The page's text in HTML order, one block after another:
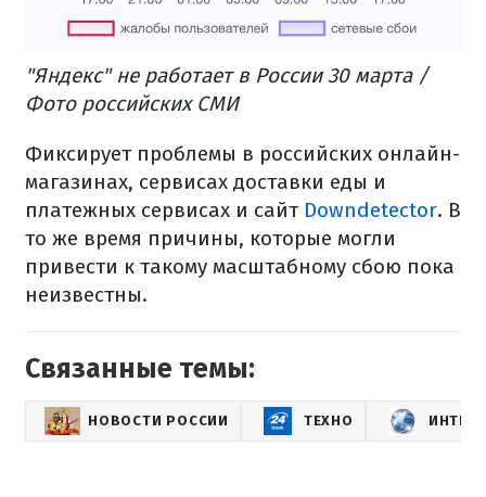
"Яндекс" не работает в России 30 марта /
Фото российских СМИ
Фиксирует проблемы в российских онлайн-
магазинах, сервисах доставки еды и
платежных сервисах и сайт Downdetector. В
то же время причины, которые могли
привести к такому масштабному сбою пока
неизвестны.
Связанные темы:
НОВОСТИ РОССИИ ТЕХНО